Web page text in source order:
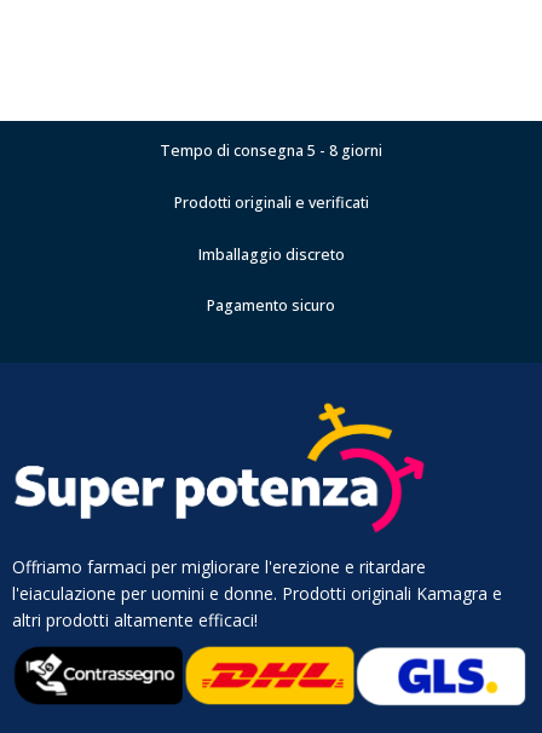
Tempo di consegna 5 - 8 giorni
Prodotti originali e verificati
Imballaggio discreto
Pagamento sicuro
Offriamo farmaci per migliorare l'erezione e ritardare
l'eiaculazione per uomini e donne. Prodotti originali Kamagra e
altri prodotti altamente efficaci!